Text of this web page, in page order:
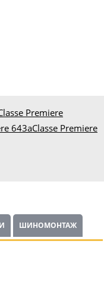
Premiere
643aClasse Premiere
ШИНОМОНТАЖ